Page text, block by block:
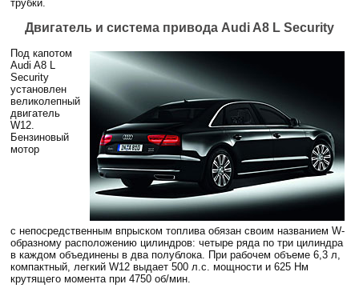
трубки.
Двигатель и система привода Audi A8 L Security
Под капотом
Audi A8 L
Security
установлен
великолепный
двигатель
W12.
Бензиновый
мотор
с непосредственным впрыском топлива обязан своим названием W-
образному расположению цилиндров: четыре ряда по три цилиндра
в каждом объединены в два полублока. При рабочем объеме 6,3 л,
компактный, легкий W12 выдает 500 л.с. мощности и 625 Нм
крутящего момента при 4750 об/мин.